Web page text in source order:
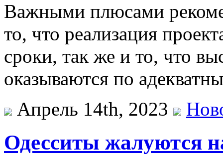
Важными плюсами
то, что реализация
сроки, так же и то, что
оказываются по
Апрель 14th, 2023
Одесситы жалуются